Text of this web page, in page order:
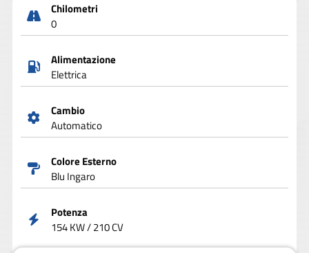
Chilometri
0
Alimentazione
Elettrica
Cambio
Automatico
Colore Esterno
Blu Ingaro
Potenza
154 KW / 210 CV